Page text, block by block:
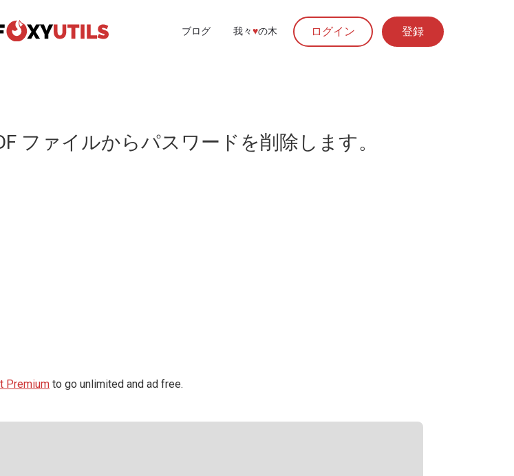
ブログ 我々♥︎の木 ログイン 登録
ファイルからパスワードを削除します。
Premium to go unlimited and ad free.